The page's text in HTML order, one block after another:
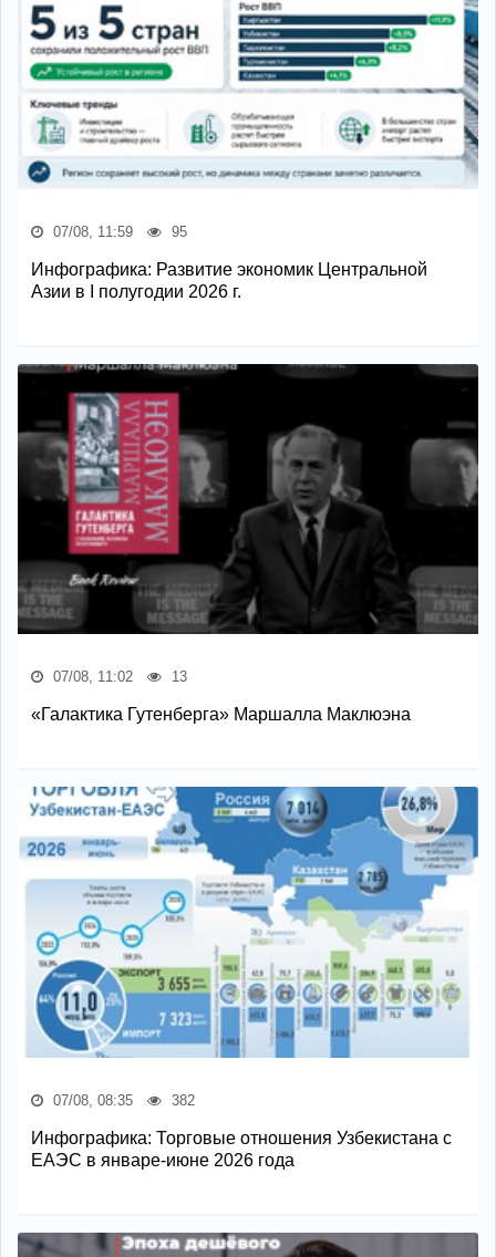
07/08, 11:59 95
Инфографика: Развитие экономик Центральной
Азии в I полугодии 2026 г.
07/08, 11:02 13
«Галактика Гутенберга» Маршалла Маклюэна
07/08, 08:35 382
Инфографика: Торговые отношения Узбекистана с
ЕАЭС в январе-июне 2026 года